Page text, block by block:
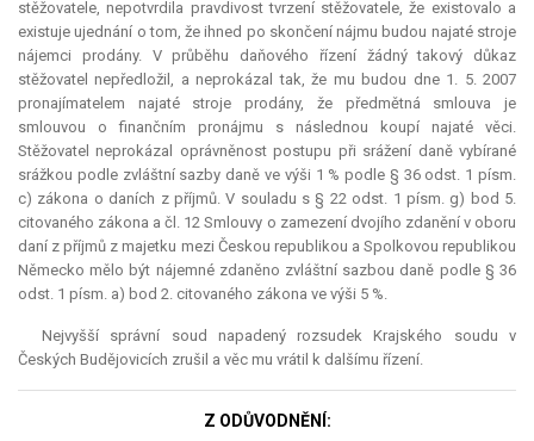
stěžovatele, nepotvrdila pravdivost tvrzení stěžovatele, že existovalo a
existuje ujednání o tom, že ihned po skončení nájmu budou najaté stroje
nájemci prodány. V průběhu daňového řízení žádný takový důkaz
stěžovatel nepředložil, a neprokázal tak, že mu budou dne 1. 5. 2007
pronajímatelem najaté stroje prodány, že předmětná smlouva je
smlouvou o finančním pronájmu s následnou koupí najaté věci.
Stěžovatel neprokázal oprávněnost postupu při srážení daně vybírané
srážkou podle zvláštní sazby daně ve výši 1 % podle § 36 odst. 1 písm.
c) zákona o daních z příjmů. V souladu s § 22 odst. 1 písm. g) bod 5.
citovaného zákona a čl. 12 Smlouvy o zamezení dvojího zdanění v oboru
daní z příjmů z majetku mezi Českou republikou a Spolkovou republikou
Německo mělo být nájemné zdaněno zvláštní sazbou daně podle § 36
odst. 1 písm. a) bod 2. citovaného zákona ve výši 5 %.
Nejvyšší správní soud napadený rozsudek Krajského soudu v
Českých Budějovicích zrušil a věc mu vrátil k dalšímu řízení.
Z ODŮVODNĚNÍ: